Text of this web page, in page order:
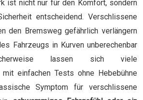
ist nicht nur für den Komfort, sondern
entscheidend. Verschlissene
den Bremsweg gefährlich verlängern
Fahrzeugs in Kurven unberechenbar
lassen sich viele
mit einfachen Tests ohne Hebebühne
Symptom für verschlissene